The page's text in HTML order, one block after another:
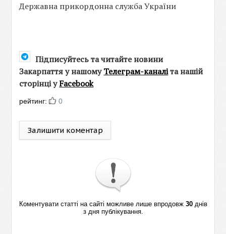
Державна прикордонна служба України
Підписуйтесь та читайте новини
Закарпаття у нашомуТелеграм-каналіта нашій
сторінці уFacebook
рейтинг: 0
Залишити коментар
Коментувати статті на сайті можливе лише впродовж 30днів
з дня публікування.